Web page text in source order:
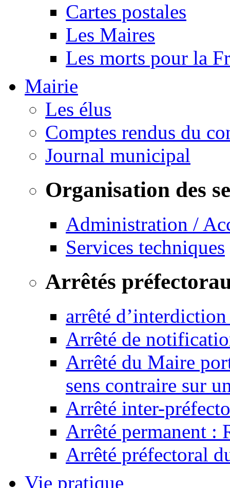
Cartes postales
Les Maires
Les morts pour la
Mairie
Les élus
Comptes rendus du
Journal municipal
Organisation des
Administration /
Services techniques
Arrêtés
arrêté
Arrêté de
Arrêté du Maire
sens contraire sur
Arrêté inter-
Arrêté permanent :
Arrêté préfectoral
Vie pratique